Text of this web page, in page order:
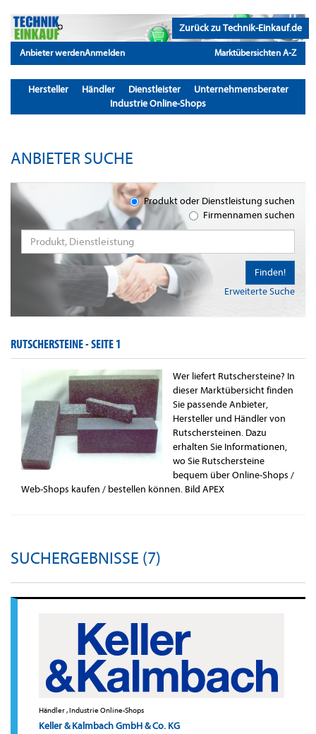
Zurück zu Technik-Einkauf.de
Anbieter werdenAnmelden Marktübersichten A-Z
Hersteller Händler Dienstleister
Unternehmensberater
Industrie Online-Shops
ANBIETER SUCHE
Produkt oder Dienstleistung suchen
Firmennamen suchen
Erweiterte Suche
Finden!
RUTSCHERSTEINE -SEITE 1
Wer liefert Rutschersteine? In
dieser Marktübersicht finden
Sie passende Anbieter,
Hersteller und Händler von
Rutschersteinen. Dazu
erhalten Sie Informationen,
wo Sie Rutschersteine
bequem über Online-Shops /
Web-Shops kaufen / bestellen können. Bild APEX
SUCHERGEBNISSE (7)
Händler , Industrie Online-Shops
Keller & Kalmbach GmbH & Co. KG